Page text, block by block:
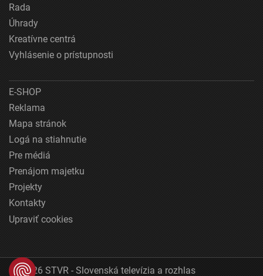
Rada
Úhrady
Kreatívne centrá
Vyhlásenie o prístupnosti
E-SHOP
Reklama
Mapa stránok
Logá na stiahnutie
Pre médiá
Prenájom majetku
Projekty
Kontakty
Upraviť cookies
© 2026 STVR - Slovenská televízia a rozhlas